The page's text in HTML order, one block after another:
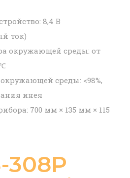
8,4 В
ток)
окружающей среды: от
среды: <98%,
инея
700 мм × 135 мм × 115
308P